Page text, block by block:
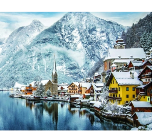
sosyal mesafeli yeni normalin
oldukça izole bir tatil anlayışı.
Glamping yerleri şimdi sizlerle.